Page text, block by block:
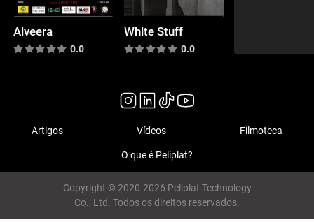
Alveera
0.0
White Stuff
0.0
Artigos Vídeos Filmoteca
O que é Peliplat?
Copyright © 2020-2026 Peliplat Technology
Co., Ltd. Todos os direitos reservados.